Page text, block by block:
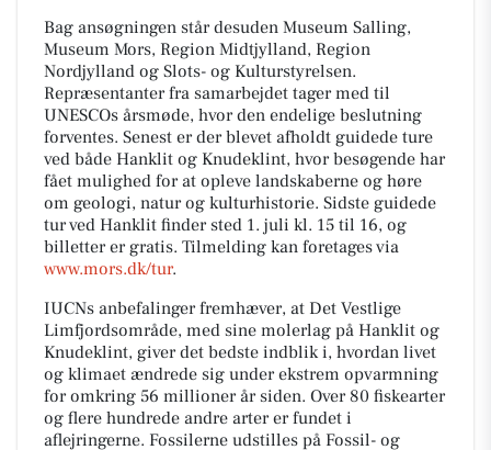
Bag ansøgningen står desuden Museum Salling,
Museum Mors, Region Midtjylland, Region
Nordjylland og Slots- og Kulturstyrelsen.
Repræsentanter fra samarbejdet tager med til
UNESCOs årsmøde, hvor den endelige beslutning
forventes. Senest er der blevet afholdt guidede ture
ved både Hanklit og Knudeklint, hvor besøgende har
fået mulighed for at opleve landskaberne og høre
om geologi, natur og kulturhistorie. Sidste guidede
tur ved Hanklit finder sted 1. juli kl. 15 til 16, og
billetter er gratis. Tilmelding kan foretages via
www.mors.dk/tur.
IUCNs anbefalinger fremhæver, at Det Vestlige
Limfjordsområde, med sine molerlag på Hanklit og
Knudeklint, giver det bedste indblik i, hvordan livet
og klimaet ændrede sig under ekstrem opvarmning
for omkring 56 millioner år siden. Over 80 fiskearter
og flere hundrede andre arter er fundet i
aflejringerne. Fossilerne udstilles på Fossil- og